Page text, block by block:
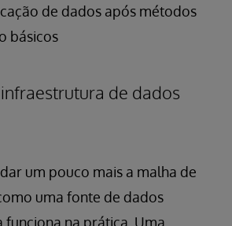
de dados após métodos
básicos
de dados
um pouco mais a malha de
uma fonte de dados
funciona na prática. Uma